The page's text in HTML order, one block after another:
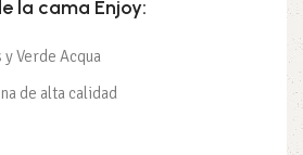
la cama Enjoy:
Verde Acqua
de alta calidad